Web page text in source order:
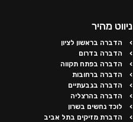
ניווט מהיר
הדברה בראשון לציון
הדברה בדרום
הדברה בפתח תקווה
הדברה ברחובות
הדברה בגבעתיים
הדברה בהרצליה
לוכד נחשים בשרון
הדברת מזיקים בתל אביב